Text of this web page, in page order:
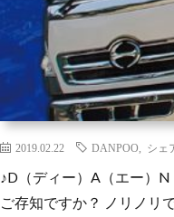
2019.02.22 DANPOO シェ
♪D（ディー）A（エー）
ご存知ですか？ ノリノリ